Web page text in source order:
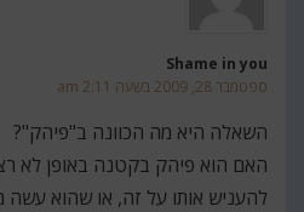
Shame in you
ספטמבר 28, 2009 בשעה 2:11 am
השאלה היא מה הכוונה ב"פיהק"?
האם הוא פיהק בקטנה באופן לא
להעניש אותו על זה, או שהוא עשה